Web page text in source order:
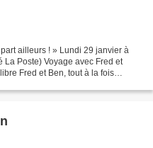
ailleurs ! » Lundi 29 janvier à
Poste) Voyage avec Fred et
Fred et Ben, tout à la fois